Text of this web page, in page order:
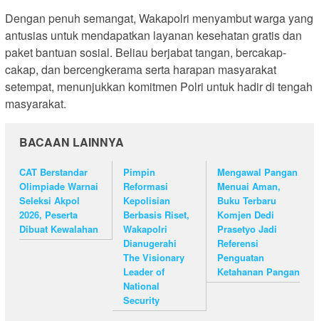
Dengan penuh semangat, Wakapolri menyambut warga yang
antusias untuk mendapatkan layanan kesehatan gratis dan
paket bantuan sosial. Beliau berjabat tangan, bercakap-
cakap, dan bercengkerama serta harapan masyarakat
setempat, menunjukkan komitmen Polri untuk hadir di tengah
masyarakat.
BACAAN LAINNYA
CAT Berstandar
Olimpiade Warnai
Seleksi Akpol
2026, Peserta
Dibuat Kewalahan
Pimpin
Reformasi
Kepolisian
Berbasis Riset,
Wakapolri
Dianugerahi
The Visionary
Leader of
National
Security
Mengawal Pangan
Menuai Aman,
Buku Terbaru
Komjen Dedi
Prasetyo Jadi
Referensi
Penguatan
Ketahanan Pangan